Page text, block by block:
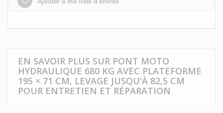
EN SAVOIR PLUS SUR PONT MOTO
HYDRAULIQUE 680 KG AVEC PLATEFORME
195 × 71 CM, LEVAGE JUSQU'À 82,5 CM
POUR ENTRETIEN ET RÉPARATION